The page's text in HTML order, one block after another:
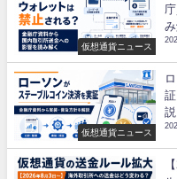
仮想通貨ニュース
み
仮想通貨ニュース
説